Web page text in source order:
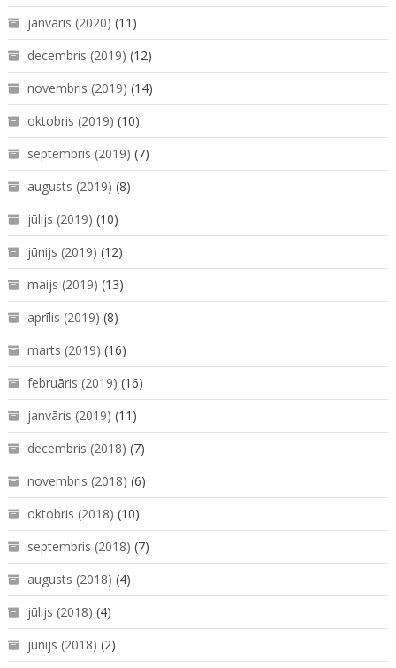
janvāris (2020) (11)
decembris (2019) (12)
novembris (2019) (14)
oktobris (2019) (10)
septembris (2019) (7)
augusts (2019) (8)
jūlijs (2019) (10)
jūnijs (2019) (12)
maijs (2019) (13)
aprīlis (2019) (8)
marts (2019) (16)
februāris (2019) (16)
janvāris (2019) (11)
decembris (2018) (7)
novembris (2018) (6)
oktobris (2018) (10)
septembris (2018) (7)
augusts (2018) (4)
jūlijs (2018) (4)
jūnijs (2018) (2)